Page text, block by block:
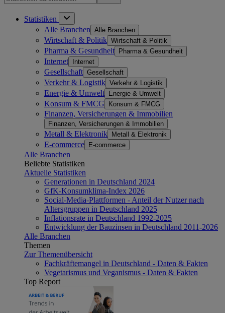
Statistiken
Alle Branchen Alle Branchen
Wirtschaft & Politik Wirtschaft & Politik
Pharma & Gesundheit Pharma & Gesundheit
Internet Internet
Gesellschaft Gesellschaft
Verkehr & Logistik Verkehr & Logistik
Energie & Umwelt Energie & Umwelt
Konsum & FMCG Konsum & FMCG
Finanzen, Versicherungen & Immobilien
Finanzen, Versicherungen & Immobilien
Metall & Elektronik Metall & Elektronik
E-commerce E-commerce
Alle Branchen
Beliebte Statistiken
Aktuelle Statistiken
Generationen in Deutschland 2024
GfK-Konsumklima-Index 2026
Social-Media-Plattformen - Anteil der Nutzer nach
Altersgruppen in Deutschland 2025
Inflationsrate in Deutschland 1992-2025
Entwicklung der Bauzinsen in Deutschland 2011-2026
Alle Branchen
Themen
Zur Themenübersicht
Fachkräftemangel in Deutschland - Daten & Fakten
Vegetarismus und Veganismus - Daten & Fakten
Top Report